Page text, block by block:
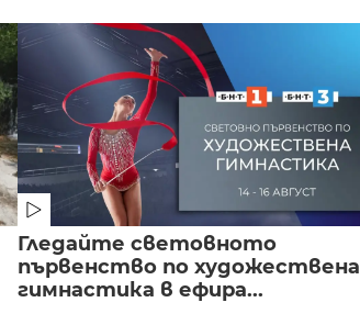
Гледайте световното
първенство по художествена
гимнастика в ефира...